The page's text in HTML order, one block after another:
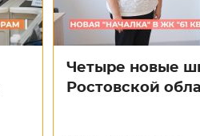
Четыре новые
Ростовской